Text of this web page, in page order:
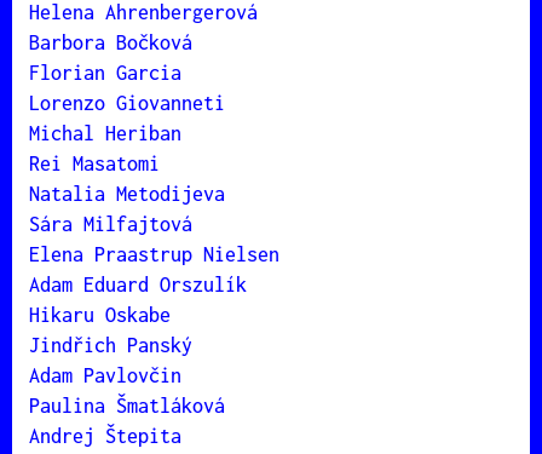
Helena Ahrenbergerová
Barbora Bočková
Florian Garcia
Lorenzo Giovanneti
Michal Heriban
Rei Masatomi
Natalia Metodijeva
Sára Milfajtová
Elena Praastrup Nielsen
Adam Eduard Orszulík
Hikaru Oskabe
Jindřich Panský
Adam Pavlovčin
Paulina Šmatláková
Andrej Štepita